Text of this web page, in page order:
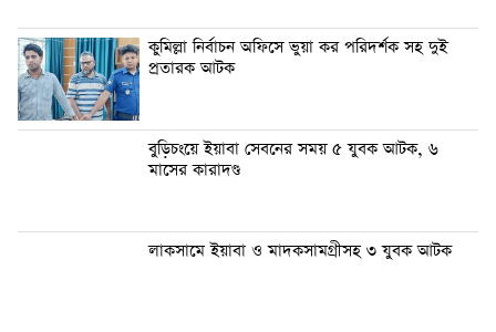
কুমিল্লা নির্বাচন অফিসে ভুয়া কর পরিদর্শক সহ দুই
প্রতারক আটক
বুড়িচংয়ে ইয়াবা সেবনের সময় ৫ যুবক আটক, ৬
মাসের কারাদণ্ড
লাকসামে ইয়াবা ও মাদকসামগ্রীসহ ৩ যুবক আটক